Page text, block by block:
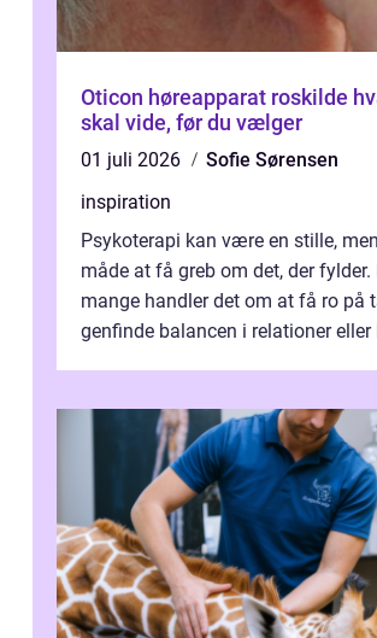
Oticon høreapparat roskilde hvad du
skal vide, før du vælger
01 juli 2026
Sofie Sørensen
inspiration
Psykoterapi kan være en stille,
måde at få greb om det, der fylder.
mange handler det om at få ro på
genfinde balancen i relationer eller